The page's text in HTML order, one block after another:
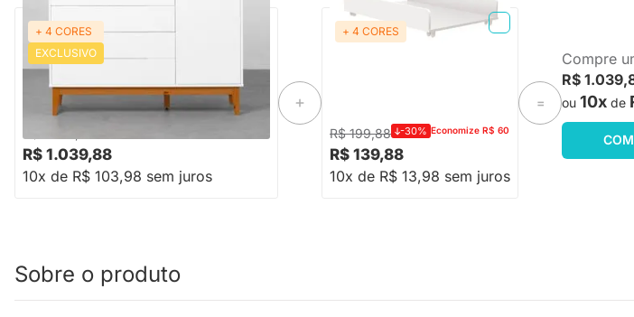
+ 4 CORES
EXCLUSIVO
PRONTA ENTREGA
Cômoda Elfe 4 Gavetas e 1 Porta com
Pés Square Mel – Branco Fosco
R$ 1.039,88
10x de R$ 103,98 sem juros
+ 4 CORESPRONTA ENTREGA
R$ 199,88 -30% Economize R$ 60
R$ 139,88
10x de R$ 13,98 sem juros
=
Compre
R$
ou 10x de
Sobre o produto